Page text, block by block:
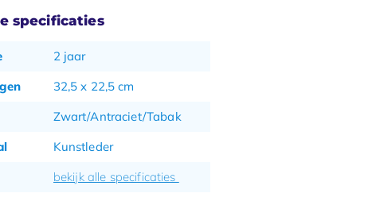
specificaties
2 jaar
32,5 x 22,5 cm
Zwart/Antraciet/Tabak
Kunstleder
bekijk alle specificaties